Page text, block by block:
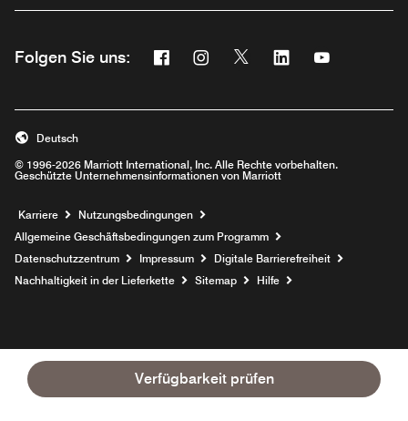
Verfügbarkeit prüfen
Folgen Sie uns: Facebook
Opens a new window
Instagram
Opens a new window
Twitter
Opens a new window
Linkedin
Opens a new
Opens a
© 1996-2026 Marriott International, Inc. Alle Rechte vorbehalten.
Geschützte Unternehmensinformationen von Marriott
Deutsch
Karriere Opens a new window
Nutzungsbedingungen
Allgemeine Geschäftsbedingungen zum Programm
Datenschutzzentrum
Impressum
Digitale Barrierefreiheit
Nachhaltigkeit in der Lieferkette
Sitemap Hilfe